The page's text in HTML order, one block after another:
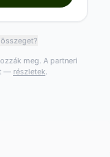
meg. A partneri
— részletek